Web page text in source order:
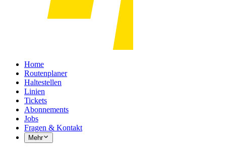
Home
Routenplaner
Haltestellen
Linien
Tickets
Abonnements
Jobs
Fragen & Kontakt
Mehr